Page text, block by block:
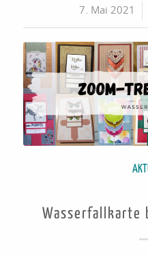
7. Mai 2021
/
Wasserfallkarte